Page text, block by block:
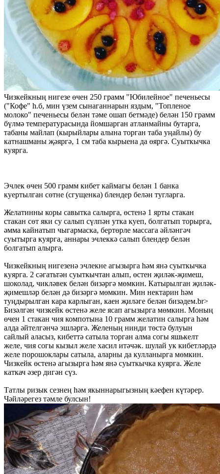
Чизкейкның нигезе өчен 250 грамм "Юбилейное" печеньесы
("Кофе" һ.б, мин үзем сынаганнарын яздым, "Топленое
молоко" печеньесы белән тәме ошап бетмәде) белән 150 грамм
бүлмә температурасында йомшарган атланмайны бутарга,
табаны майлап (кырыйлары алына торган таба уңайлы) бу
катнашманы җәяргә, 1 см таба кырыена да өяргә. Суыткычка
куярга.
Эчлек өчен 500 грамм кибет каймагы белән 1 банка
куертылган сөтне (сгущенка) блендер белән тугларга.
Желатинны коры савытка салырга, өстенә 1 ярты стакан
стакан сөт яки су салып сүлпән утка куеп, болгатып торырга,
әмма кайнатып чыгармаска, бертөрле массага әйләнгәч
суытырга куярга, аннары эчлеккә салып блендер белән
болгатып алырга.
Чизкейкның нигезенә эчлекне агызырга һәм янә суыткычка
куярга. 2 сәгатьтән суыткычтан алып, өстен җиләк-җимеш,
шоколад, чикләвек белән бизәргә мөмкин. Катырылган җиләк-
җимешләр белән дә бизәргә мөмкин. Мин нектарин һәм
туңдырылган кара карлыган, каен җиләге белән бизәдем.br>
Бизәлгән чизкейк өстенә желе ясап агызырга мөмкин. Моның
өчен 1 стакан чия компотына 10 грамм желатин салырга һәм
алда әйтелгәнчә эшләргә. Желеның нинди төстә булуын
сайлый аласыз, кибеттә сатыла торган алма согы яшькелт
желе, чия согы кызыл желе хасил итәчәк. шулай ук кибетләрдә
желе порошоклары сатыла, аларны да кулланырга мөмкин.
Чизкейк өстенә агызырга һәм янә суыткычка куярга. Желе
каткач әзер дигән сүз.
Татлы ризык сезнең һәм якыннарыгызның кәефен күтәрер.
Чәйләрегез тәмле булсын!